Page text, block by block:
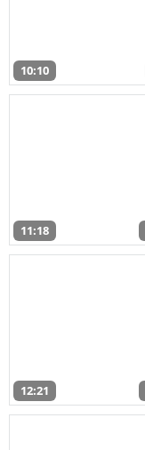
10:10
11:18
12:21